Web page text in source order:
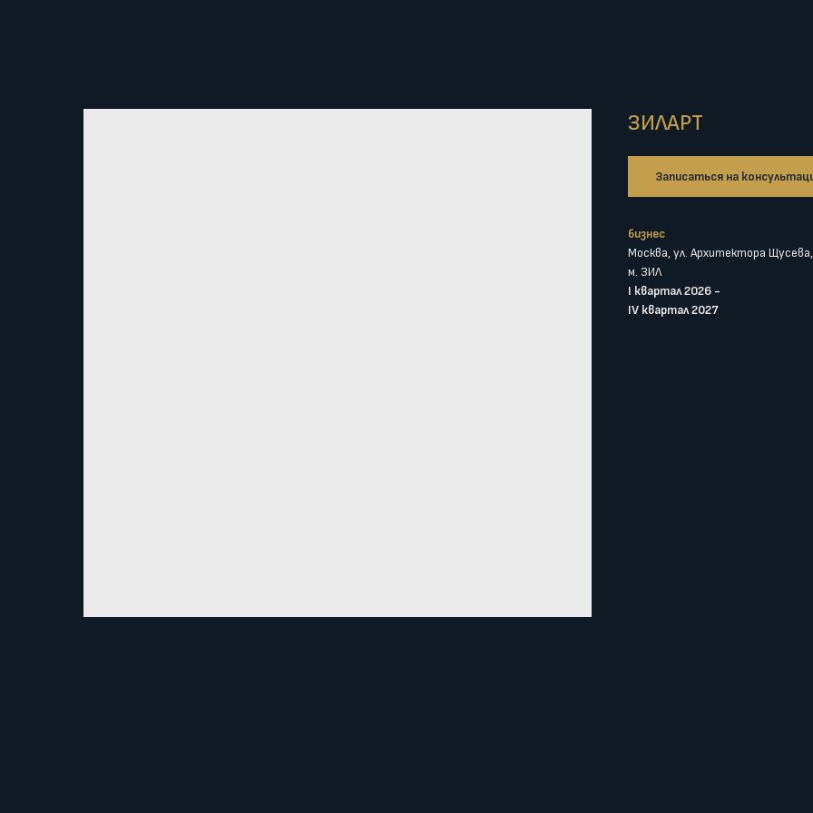
ЗИЛАРТ
Записаться на
бизнес
Москва, ул. Архитектора
м. ЗИЛ
I квартал 2026 -
IV квартал 2027